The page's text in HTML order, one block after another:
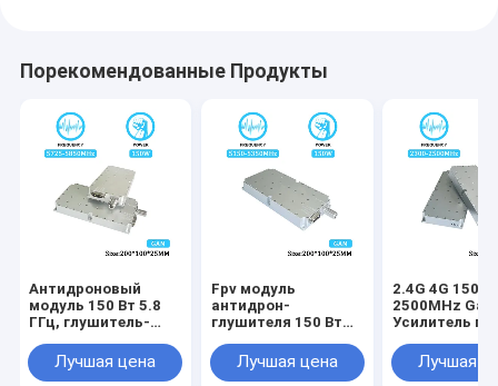
Порекомендованные Продукты
Антидроновый
модуль 150 Вт 5.8
ГГц, глушитель-
блокирующий
модуль подавления
Лучшая цена
Fpv модуль
антидрон-
глушителя 150 Вт
подавления
сигнала дронов с
Лучшая цена
2.4G 4G
2500MHz GaN
Усилитель
беспилотных
летательных
Лучшая